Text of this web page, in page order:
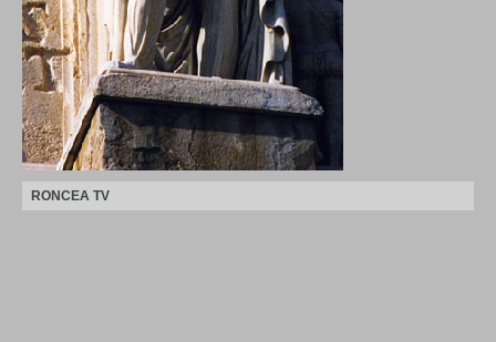
RONCEA TV